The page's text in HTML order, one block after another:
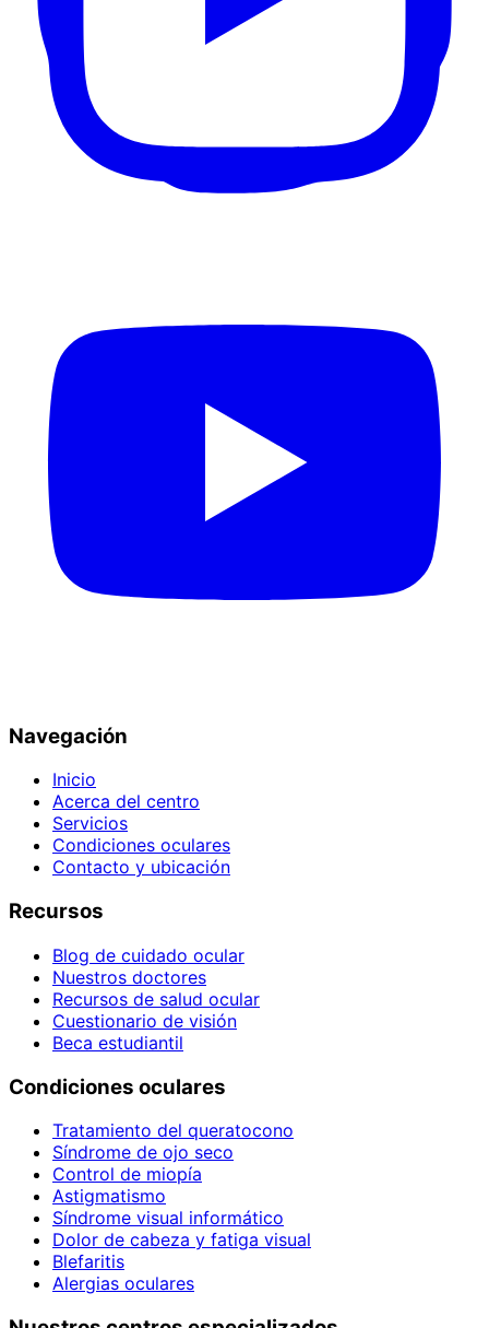
Navegación
Inicio
Acerca del centro
Servicios
Condiciones oculares
Contacto y ubicación
Recursos
Blog de cuidado ocular
Nuestros doctores
Recursos de salud ocular
Cuestionario de visión
Beca estudiantil
Condiciones oculares
Tratamiento del queratocono
Síndrome de ojo seco
Control de miopía
Astigmatismo
Síndrome visual informático
Dolor de cabeza y fatiga visual
Blefaritis
Alergias oculares